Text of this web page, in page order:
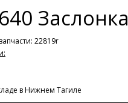
Заслонка
22819r
в Нижнем Тагиле